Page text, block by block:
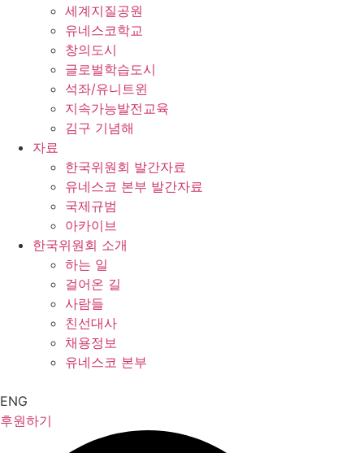
세계지질공원
유네스코학교
창의도시
글로벌학습도시
석좌/유니트윈
지속가능발전교육
김구 기념해
자료
한국위원회 발간자료
유네스코 본부 발간자료
국제규범
아카이브
한국위원회 소개
하는 일
걸어온 길
사람들
친선대사
채용정보
유네스코 본부
ENG
후원하기